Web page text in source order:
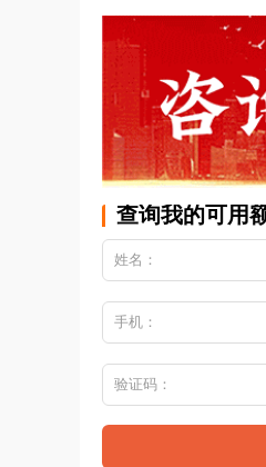
查询我的可用